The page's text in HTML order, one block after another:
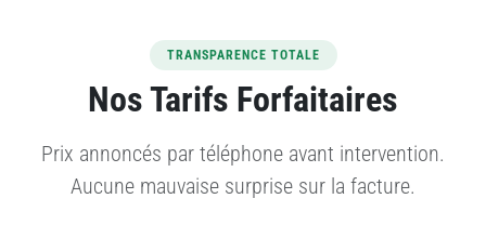
TRANSPARENCE TOTALE
Nos Tarifs Forfaitaires
Prix annoncés par téléphone avant intervention.
Aucune mauvaise surprise sur la facture.